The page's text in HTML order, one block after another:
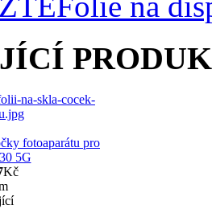
fotoaparátu pro
5G
Kč